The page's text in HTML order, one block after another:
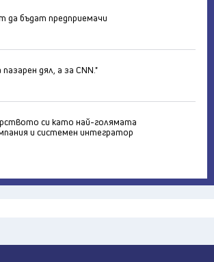
да бъдат предприемачи
дял, а за CNN."
си като най-голямата
и системен интегратор